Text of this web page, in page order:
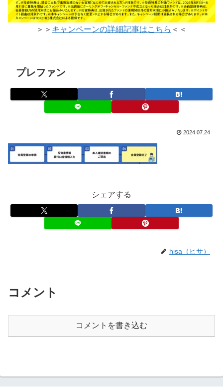
＞＞ キャンペーンの詳細記事はこちら ＜＜
プレファン
2024.07.24
シェアする
hisa（ヒサ）
コメント
コメントを書き込む